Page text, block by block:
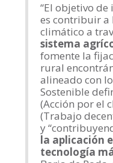
“El objetivo
es contribuir
climático a
sistema
fomente la
rural
alineado con
Sostenible
(Acción por el
(Trabajo
y
la aplicación
tecnología